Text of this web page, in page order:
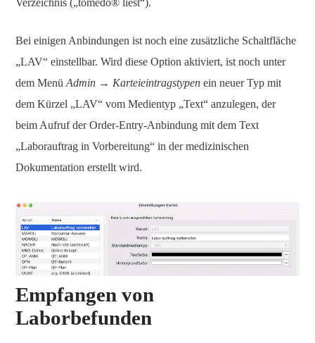
Bei einigen Anbindungen ist noch eine zusätzliche Schaltfläche
„LAV“ einstellbar. Wird diese Option aktiviert, ist noch unter
dem Menü Admin → Karteieintragstypen ein neuer Typ mit
dem Kürzel „LAV“ vom Medientyp „Text“ anzulegen, der
beim Aufruf der Order-Entry-Anbindung mit dem Text
„Laborauftrag in Vorbereitung“ in der medizinischen
Dokumentation erstellt wird.
Empfangen von
Laborbefunden